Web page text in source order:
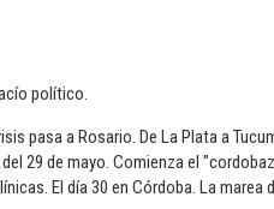
político.
pasa a Rosario. De La Plata a
29 de mayo. Comienza el
El día 30 en Córdoba. La marea